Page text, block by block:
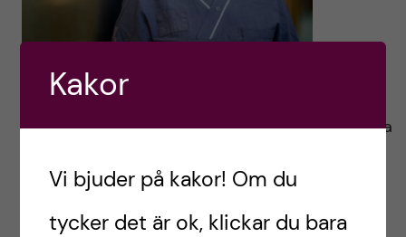
Tandläkarexamen 1991, specialistbehörighet i
pedodonti 2000. Disputerade 2010 vid Karolinska
Demographic and Oral Hygiene-Related Risk
Factors on Dental Caries and Periodontal
Kakor
Vi bjuder på kakor! Om du
tycker det är ok, klickar du bara